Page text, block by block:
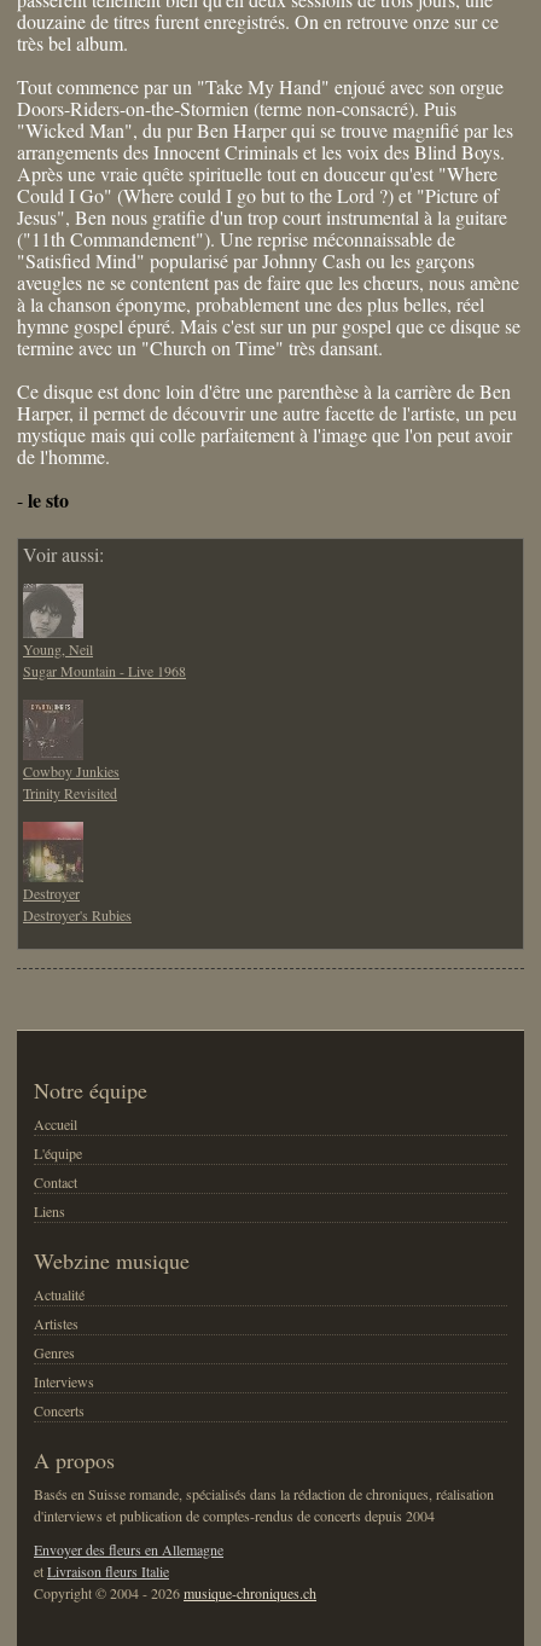
douzaine de titres furent enregistrés. On en retrouve onze sur ce
très bel album.
Tout commence par un "Take My Hand" enjoué avec son orgue
Doors-Riders-on-the-Stormien (terme non-consacré). Puis
"Wicked Man", du pur Ben Harper qui se trouve magnifié par les
arrangements des Innocent Criminals et les voix des Blind Boys.
Après une vraie quête spirituelle tout en douceur qu'est "Where
Could I Go" (Where could I go but to the Lord ?) et "Picture of
Jesus", Ben nous gratifie d'un trop court instrumental à la guitare
("11th Commandement"). Une reprise méconnaissable de
"Satisfied Mind" popularisé par Johnny Cash ou les garçons
aveugles ne se contentent pas de faire que les chœurs, nous amène
à la chanson éponyme, probablement une des plus belles, réel
hymne gospel épuré. Mais c'est sur un pur gospel que ce disque se
termine avec un "Church on Time" très dansant.
Ce disque est donc loin d'être une parenthèse à la carrière de Ben
Harper, il permet de découvrir une autre facette de l'artiste, un peu
mystique mais qui colle parfaitement à l'image que l'on peut avoir
de l'homme.
-le sto
Voir aussi:
Young, Neil
Sugar Mountain - Live 1968
Cowboy Junkies
Trinity Revisited
Destroyer
Destroyer's Rubies
Notre équipe
Accueil
L'équipe
Contact
Liens
Webzine musique
Actualité
Artistes
Genres
Interviews
Concerts
A propos
Basés en Suisse romande, spécialisés dans la rédaction de chroniques, réalisation
d'interviews et publication de comptes-rendus de concerts depuis 2004
Envoyer des fleurs en Allemagne
etLivraison fleurs Italie
Copyright © 2004 - 2026musique-chroniques.ch